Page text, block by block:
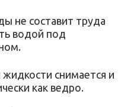
не составит труда
водой под
снимается и
как ведро.